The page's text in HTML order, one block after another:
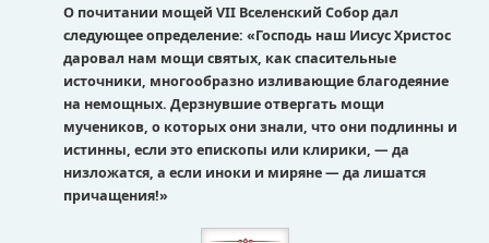
О почитании мощей VII Вселенский Собор дал
следующее определение: «Господь наш Иисус Христос
даровал нам мощи святых, как спасительные
источники, многообразно изливающие благодеяние
на немощных. Дерзнувшие отвергать мощи
мучеников, о которых они знали, что они подлинны и
истинны, если это епископы или клирики, — да
низложатся, а если иноки и миряне — да лишатся
причащения!»